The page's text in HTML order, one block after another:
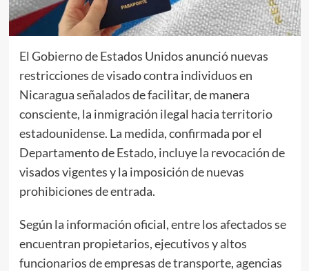
El Gobierno de Estados Unidos anunció nuevas
restricciones de visado contra individuos en
Nicaragua señalados de facilitar, de manera
consciente, la inmigración ilegal hacia territorio
estadounidense. La medida, confirmada por el
Departamento de Estado, incluye la revocación de
visados vigentes y la imposición de nuevas
prohibiciones de entrada.
Según la información oficial, entre los afectados se
encuentran propietarios, ejecutivos y altos
funcionarios de empresas de transporte, agencias